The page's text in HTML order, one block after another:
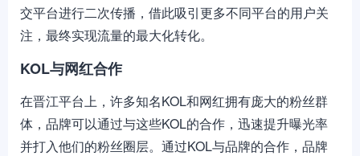
交平台进行二次传播，借此吸引更多不同平台的用户关
注，最终实现流量的最大化转化。
KOL与网红合作
在晋江平台上，许多知名KOL和网红拥有庞大的粉丝群
体，品牌可以通过与这些KOL的合作，迅速提升曝光率
并打入他们的粉丝圈层。通过KOL与品牌的合作，品牌